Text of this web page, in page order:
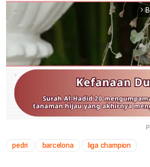
arrow_forward_ios
pedri barcelona liga champion